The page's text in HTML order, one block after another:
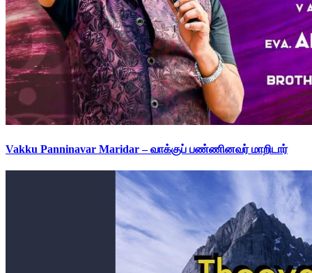
Vakku Panninavar Maridar – வாக்குப் பண்ணினவர் மாறிடார்